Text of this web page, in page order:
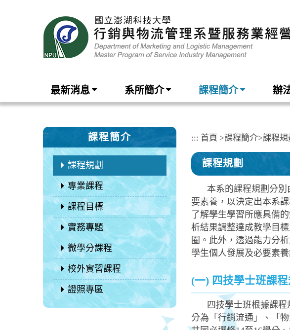
最新消息 系所簡介 課程簡介 辦
:::
課程簡介
課程規劃
專業課程
課程目標
實務專題
微學分課程
校外實習課程
證照專區
::: 首頁 >課程簡介>課程規
課程規劃
本系的課程規劃分
要素養，以決定出本系
了解學生學習所應具備
析結果調整達成教學目
圈。此外，透過能力分
學生個人發展及必要素
(一) 四技學士班課程
四技學士班根據課
分為「行銷流通」、「